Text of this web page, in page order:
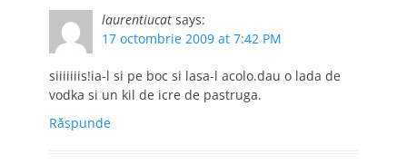
laurentiucat says:
17 octombrie 2009 at 7:42 PM
siiiiiiis!ia-l si pe boc si lasa-l acolo.dau o lada de
vodka si un kil de icre de pastruga.
Răspunde